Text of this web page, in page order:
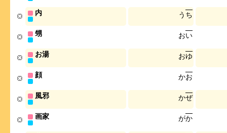
内 う ち
甥 おい
お湯 おゆ
顔 かお
風邪 かぜ
画家 がか